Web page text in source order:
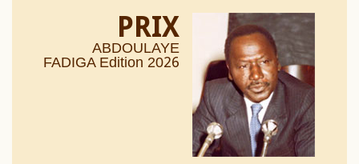
PRIX
ABDOULAYE
FADIGA Edition 2026